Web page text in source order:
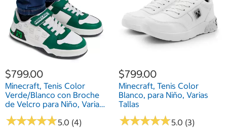
$799.00
Minecraft, Tenis Color
Verde/Blanco con Broche
de Velcro para Niño, Varias
Tallas
★★★★★
★★★★★5.0 (4)
$799.00
Minecraft, Tenis Color
Blanco, para Niño, Varias
Tallas
★★★★★
★★★★★5.0 (3)